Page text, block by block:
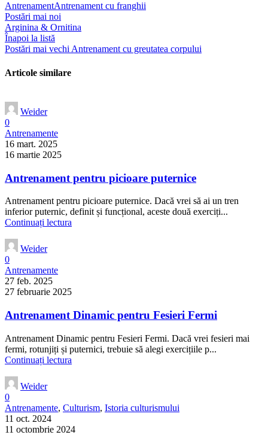
AntrenamentAntrenament cu franghii
Postări mai noi
Arginina & Ornitina
Înapoi la listă
Postări mai vechi Antrenament cu greutatea corpului
Articole similare
Weider
0
Antrenamente
16 mart. 2025
16 martie 2025
Antrenament pentru picioare puternice
Antrenament pentru picioare puternice. Dacă vrei să ai un tren
inferior puternic, definit și funcțional, aceste două exerciți...
Continuați lectura
Weider
0
Antrenamente
27 feb. 2025
27 februarie 2025
Antrenament Dinamic pentru Fesieri Fermi
Antrenament Dinamic pentru Fesieri Fermi. Dacă vrei fesieri mai
fermi, rotunjiți și puternici, trebuie să alegi exercițiile p...
Continuați lectura
Weider
0
Antrenamente, Culturism, Istoria culturismului
11 oct. 2024
11 octombrie 2024